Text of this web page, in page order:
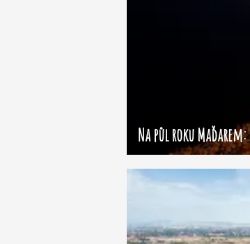
Na půl roku